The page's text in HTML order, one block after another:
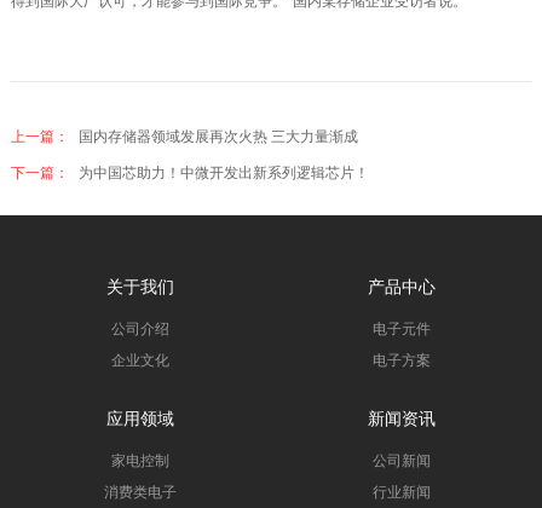
上一篇： 国内存储器领域发展再次火热 三大力量渐成
下一篇： 为中国芯助力！中微开发出新系列逻辑芯片！
关于我们
公司介绍
企业文化
产品中心
电子元件
电子方案
应用领域
家电控制
消费类电子
新闻资讯
公司新闻
行业新闻